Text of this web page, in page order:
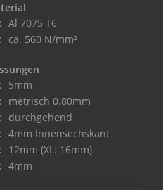
Al 7075 T6
ca. 560 N/mm²
5mm
metrisch 0.80mm
durchgehend
4mm Innensechskant
12mm (XL: 16mm)
4mm